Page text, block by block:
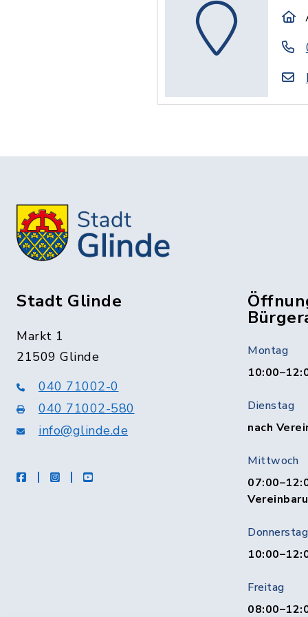
Stadt Glinde
Markt 1
21509 Glinde
040 71002-0
040 71002-580
info@glinde.de
facebookinstagramYoutube
Montag
Dienstag
nach
Mittwoch
Donnerstag
Freitag